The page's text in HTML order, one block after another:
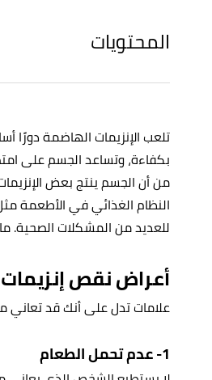
المحتويات
تلعب الإنزيمات الهاضمة
بكفاءة، وتساعد الجسم على
من أن الجسم ينتج بعض
النظام الغذائي في الأطعمة
للعديد من المشكلات الصحية.
أعراض نقص
علامات تدل على أنك قد
1- عدم تحمل الطعام